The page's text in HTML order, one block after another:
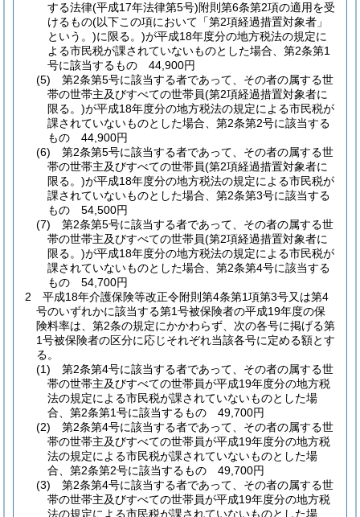
する法律(平成17年法律第5号)附則第6条第2項の適用を受
けるもの(以下この項において「第2項経過措置対象者」
という。)に限る。)が平成18年度分の地方税法の規定に
よる市民税が課されていないものとした場合、第2条第1
号に該当するもの 44,900円
(5)
第2条第5号に該当する者であって、その者の属する世
帯の世帯主及びすべての世帯員(第2項経過措置対象者に
限る。)が平成18年度分の地方税法の規定による市民税が
課されていないものとした場合、第2条第2号に該当する
もの 44,900円
(6)
第2条第5号に該当する者であって、その者の属する世
帯の世帯主及びすべての世帯員(第2項経過措置対象者に
限る。)が平成18年度分の地方税法の規定による市民税が
課されていないものとした場合、第2条第3号に該当する
もの 54,500円
(7)
第2条第5号に該当する者であって、その者の属する世
帯の世帯主及びすべての世帯員(第2項経過措置対象者に
限る。)が平成18年度分の地方税法の規定による市民税が
課されていないものとした場合、第2条第4号に該当する
もの 54,700円
2
平成18年介護保険等改正令附則第4条第1項第3号又は第4
号のいずれかに該当する第1号被保険者の平成19年度の保
険料率は、第2条の規定にかかわらず、次の各号に掲げる第
1号被保険者の区分に応じそれぞれ当該各号に定める額とす
る。
(1)
第2条第4号に該当する者であって、その者の属する世
帯の世帯主及びすべての世帯員が平成19年度分の地方税
法の規定による市民税が課されていないものとした場
合、第2条第1号に該当するもの 49,700円
(2)
第2条第4号に該当する者であって、その者の属する世
帯の世帯主及びすべての世帯員が平成19年度分の地方税
法の規定による市民税が課されていないものとした場
合、第2条第2号に該当するもの 49,700円
(3)
第2条第4号に該当する者であって、その者の属する世
帯の世帯主及びすべての世帯員が平成19年度分の地方税
法の規定による市民税が課されていないものとした場